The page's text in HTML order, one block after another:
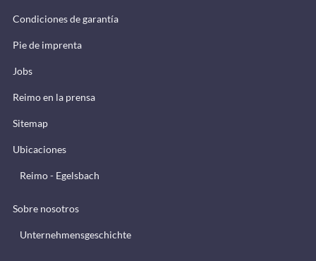
Condiciones de garantía
Pie de imprenta
Jobs
Reimo en la prensa
Sitemap
Ubicaciones
Reimo - Egelsbach
Sobre nosotros
Unternehmensgeschichte